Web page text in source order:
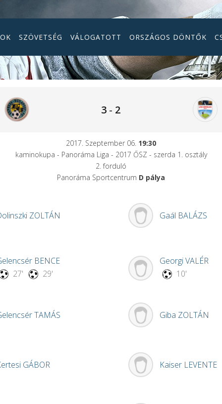
SZÖVETSÉG VÁLOGATOTT ORSZÁGOS DÖNTŐK
3 - 2
2017. Szeptember 06. 19:30
kaminokupa - Panoráma Liga - 2017 ŐSZ - szerda 1. osztály
2. forduló
Panoráma Sportcentrum D pálya
ZOLTÁN
BENCE
27'
29'
TAMÁS
GÁBOR
Gaál BALÁZS
GeorgiVALÉR
10'
Giba ZOLTÁN
Kaiser LEVENTE